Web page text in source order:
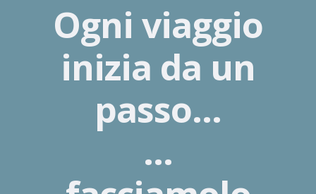
Ogni viaggio
inizia da un
passo…
…